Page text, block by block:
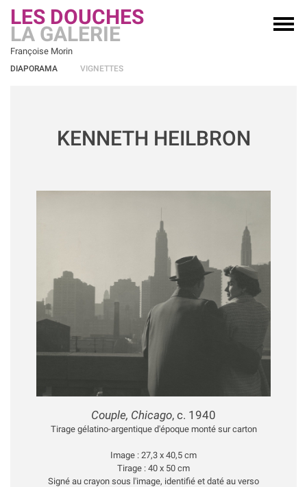
LES DOUCHES
LA GALERIE
Françoise Morin
DIAPORAMA VIGNETTES
KENNETH HEILBRON
Couple, Chicago, c. 1940
Tirage gélatino-argentique d'époque monté sur carton
Image : 27,3 x 40,5 cm
Tirage : 40 x 50 cm
Signé au crayon sous l'image, identifié et daté au verso